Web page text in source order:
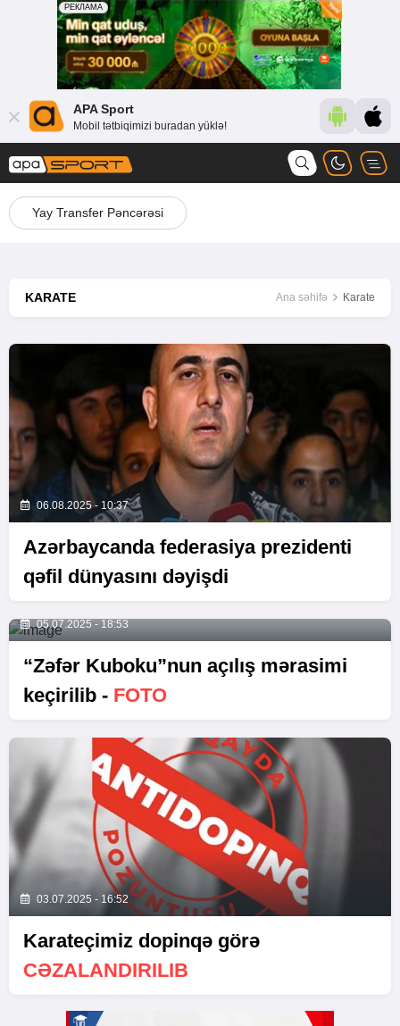
APA Sport
Mobil tətbiqimizi buradan yüklə!
Yay Transfer Pəncərəsi
KARATE Ana səhifə Karate
06.08.2025 - 10:37
Azərbaycanda federasiya prezidenti
qəfil dünyasını dəyişdi
05.07.2025 - 18:53
“Zəfər Kuboku”nun açılış mərasimi
keçirilib - FOTO
03.07.2025 - 16:52
Karateçimiz dopinqə görə
CƏZALANDIRILIB